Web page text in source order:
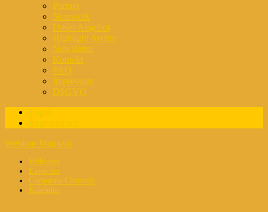
Partner
Netzwerk
Unser Angebot
Highlight Archiv
Newsletter
Kontakt
FAQ
Impressum
DSGVO
Webinar Magazin
Webinare
Experten
Corporate Channels
Kalender